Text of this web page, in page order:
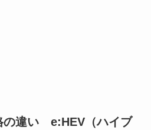
の違い e:HEV（ハイブ